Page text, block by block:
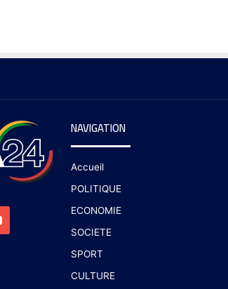
NAVIGATION
Accueil
POLITIQUE
ECONOMIE
SOCIETE
SPORT
CULTURE